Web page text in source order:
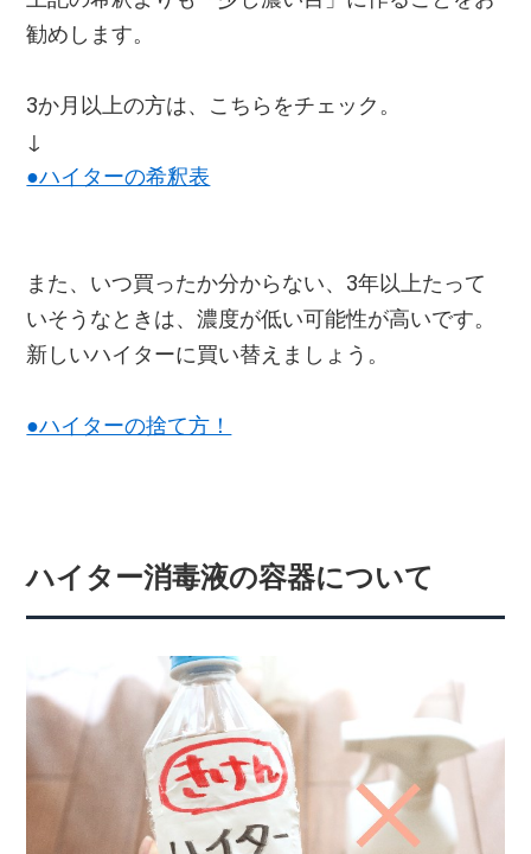
勧めします。
3か月以上の方は、こちらをチェック。
↓
●ハイターの希釈表
また、いつ買ったか分からない、3年以上たって
いそうなときは、濃度が低い可能性が高いです。
新しいハイターに買い替えましょう。
●ハイターの捨て方！
ハイター消毒液の容器について